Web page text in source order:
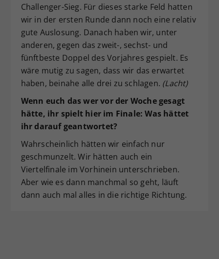
Challenger-Sieg. Für dieses starke Feld hatten
wir in der ersten Runde dann noch eine relativ
gute Auslosung. Danach haben wir, unter
anderen, gegen das zweit-, sechst- und
fünftbeste Doppel des Vorjahres gespielt. Es
wäre mutig zu sagen, dass wir das erwartet
haben, beinahe alle drei zu schlagen. (Lacht)
Wenn euch das wer vor der Woche gesagt
hätte, ihr spielt hier im Finale: Was hättet
ihr darauf geantwortet?
Wahrscheinlich hätten wir einfach nur
geschmunzelt. Wir hätten auch ein
Viertelfinale im Vorhinein unterschrieben.
Aber wie es dann manchmal so geht, läuft
dann auch mal alles in die richtige Richtung.